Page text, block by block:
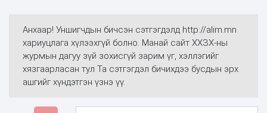
Анхаар! Уншигчдын бичсэн сэтгэгдэлд http://alim.mn
хариуцлага хүлээхгүй болно. Манай сайт ХХЗХ-ны
журмын дагуу зүй зохисгүй зарим үг, хэллэгийг
хязгаарласан тул Та сэтгэгдэл бичихдээ бусдын эрх
ашгийг хүндэтгэн үзнэ үү.